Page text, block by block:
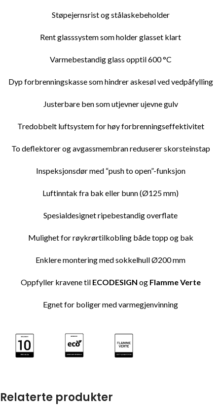
Støpejernsrist og stålaskebeholder
Rent glasssystem som holder glasset klart
Varmebestandig glass opptil 600 °C
Dyp forbrenningskasse som hindrer askesøl ved vedpåfylling
Justerbare ben som utjevner ujevne gulv
Tredobbelt luftsystem for høy forbrenningseffektivitet
To deflektorer og avgassmembran reduserer skorsteinstap
Inspeksjonsdør med “push to open”-funksjon
Luftinntak fra bak eller bunn (Ø125 mm)
Spesialdesignet ripebestandig overflate
Mulighet for røykrørtilkobling både topp og bak
Enklere montering med sokkelhull Ø200 mm
Oppfyller kravene til ECODESIGN og Flamme Verte
Egnet for boliger med varmegjenvinning
Relaterte produkter